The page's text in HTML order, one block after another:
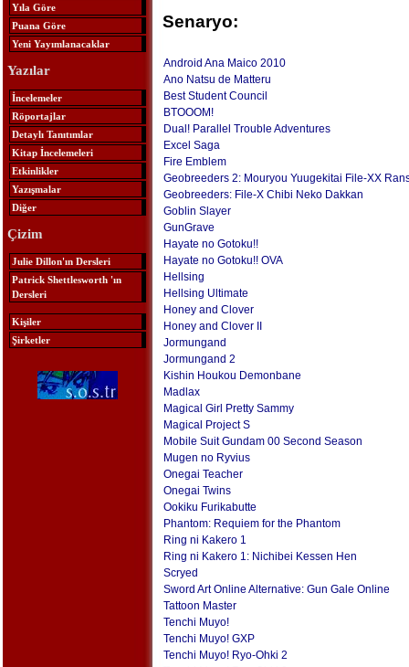
Yıla Göre
Puana Göre
Yeni Yayımlanacaklar
Yazılar
İncelemeler
Röportajlar
Detaylı Tanıtımlar
Kitap İncelemeleri
Etkinlikler
Yazışmalar
Diğer
Çizim
Julie Dillon'ın Dersleri
Patrick Shettlesworth 'ın
Dersleri
Kişiler
Şirketler
Senaryo:
Android Ana Maico 2010
Ano Natsu de Matteru
Best Student Council
BTOOOM!
Dual! Parallel Trouble Adventures
Excel Saga
Fire Emblem
Geobreeders 2: Mouryou Yuugekitai File-XX
Geobreeders: File-X Chibi Neko Dakkan
Goblin Slayer
GunGrave
Hayate no Gotoku!!
Hayate no Gotoku!! OVA
Hellsing
Hellsing Ultimate
Honey and Clover
Honey and Clover II
Jormungand
Jormungand 2
Kishin Houkou Demonbane
Madlax
Magical Girl Pretty Sammy
Magical Project S
Mobile Suit Gundam 00 Second Season
Mugen no Ryvius
Onegai Teacher
Onegai Twins
Ookiku Furikabutte
Phantom: Requiem for the Phantom
Ring ni Kakero 1
Ring ni Kakero 1: Nichibei Kessen Hen
Scryed
Sword Art Online Alternative: Gun Gale Online
Tattoon Master
Tenchi Muyo!
Tenchi Muyo! GXP
Tenchi Muyo! Ryo-Ohki 2